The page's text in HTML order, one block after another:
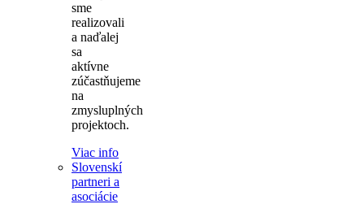
sme
realizovali
a naďalej
sa
aktívne
zúčastňujeme
na
zmysluplných
projektoch.
Viac info
Slovenskí
partneri a
asociácie